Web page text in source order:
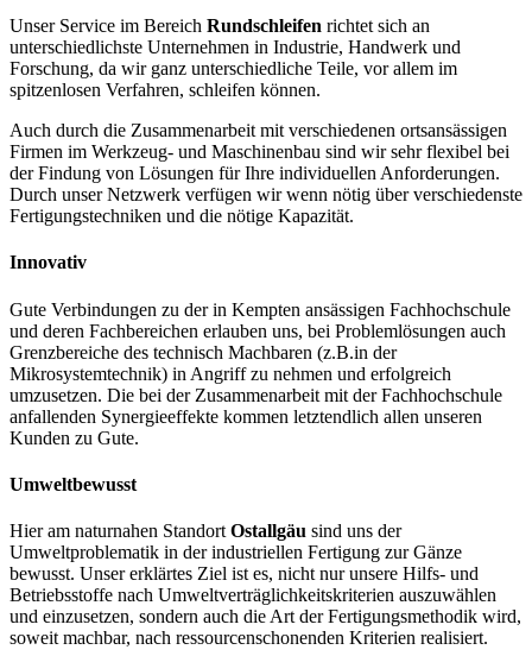
Unser Service im Bereich Rundschleifen richtet sich an
unterschiedlichste Unternehmen in Industrie, Handwerk und
Forschung, da wir ganz unterschiedliche Teile, vor allem im
spitzenlosen Verfahren, schleifen können.
Auch durch die Zusammenarbeit mit verschiedenen ortsansässigen
Firmen im Werkzeug- und Maschinenbau sind wir sehr flexibel bei
der Findung von Lösungen für Ihre individuellen Anforderungen.
Durch unser Netzwerk verfügen wir wenn nötig über verschiedenste
Fertigungstechniken und die nötige Kapazität.
Innovativ
Gute Verbindungen zu der in Kempten ansässigen Fachhochschule
und deren Fachbereichen erlauben uns, bei Problemlösungen auch
Grenzbereiche des technisch Machbaren (z.B.in der
Mikrosystemtechnik) in Angriff zu nehmen und erfolgreich
umzusetzen. Die bei der Zusammenarbeit mit der Fachhochschule
anfallenden Synergieeffekte kommen letztendlich allen unseren
Kunden zu Gute.
Umweltbewusst
Hier am naturnahen Standort Ostallgäu sind uns der
Umweltproblematik in der industriellen Fertigung zur Gänze
bewusst. Unser erklärtes Ziel ist es, nicht nur unsere Hilfs- und
Betriebsstoffe nach Umweltverträglichkeitskriterien auszuwählen
und einzusetzen, sondern auch die Art der Fertigungsmethodik wird,
soweit machbar, nach ressourcenschonenden Kriterien realisiert.